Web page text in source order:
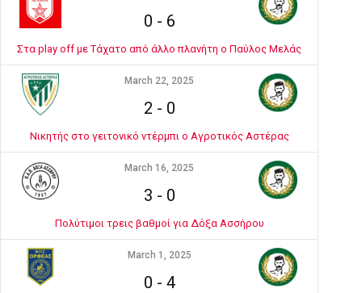
0 - 6
Στα play off με Τάχατο από άλλο πλανήτη ο Παύλος Μελάς
March 22, 2025
2 - 0
Νικητής στο γειτονικό ντέρμπι ο Αγροτικός Αστέρας
March 16, 2025
3 - 0
Πολύτιμοι τρεις βαθμοί για Δόξα Ασσήρου
March 1, 2025
0 - 4